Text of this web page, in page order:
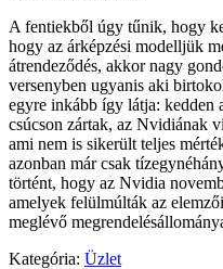
A fentiekből úgy tűnik, hogy
hogy az árképzési modelljük
átrendeződés, akkor nagy
versenyben ugyanis aki
egyre inkább így látja: kedden
csúcson zártak, az Nvidiának
ami nem is sikerült teljes
azonban már csak
történt, hogy az Nvidia
amelyek felülmúlták az
meglévő
Kategória: Üzlet